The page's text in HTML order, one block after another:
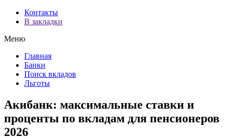
Контакты
В закладки
Меню
Главная
Банки
Поиск вкладов
Льготы
Акибанк: максимальные ставки и
проценты по вкладам для пенсионеров
2026